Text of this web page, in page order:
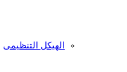
الهيكل التنظيمى